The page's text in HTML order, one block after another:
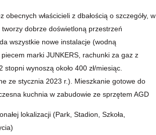
właścicieli z dbałością o szczegóły, w
dobrze doświetloną przestrzeń
wszystkie nowe instalacje (wodną
marki JUNKERS, rachunki za gaz z
wynoszą około 400 zł/miesiąc.
ze stycznia 2023 r.). Mieszkanie gotowe do
kuchnia w zabudowie ze sprzętem AGD
lokalizacji (Park, Stadion, Szkoła,